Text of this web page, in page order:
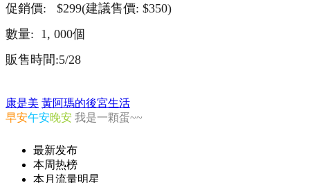
促銷價: $299(建議售價: $350)
數量: 1, 000個
販售時間:5/28
康是美 黃阿瑪的後宮生活
早安午安晚安 我是一顆蛋~~
最新发布
本周热榜
本月流量明星